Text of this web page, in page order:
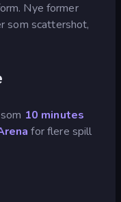
Nye former
som scattershot,
som 10 minutes
for flere spill